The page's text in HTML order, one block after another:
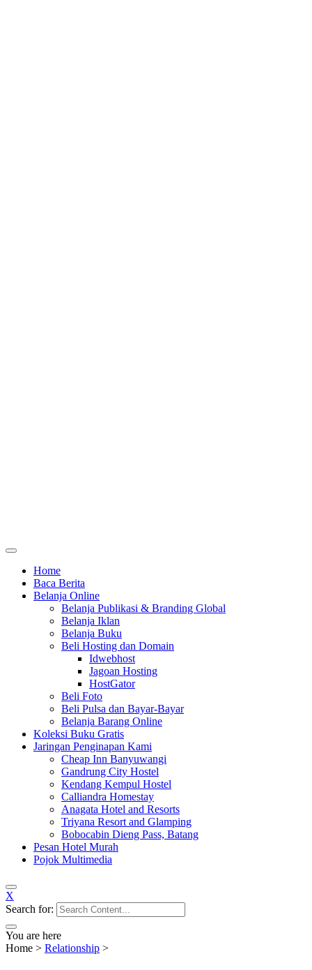
Home
Baca Berita
Belanja Online
Belanja Publikasi & Branding Global
Belanja Iklan
Belanja Buku
Beli Hosting dan Domain
Idwebhost
Jagoan Hosting
HostGator
Beli Foto
Beli Pulsa dan Bayar-Bayar
Belanja Barang Online
Koleksi Buku Gratis
Jaringan Penginapan Kami
Cheap Inn Banyuwangi
Gandrung City Hostel
Kendang Kempul Hostel
Calliandra Homestay
Anagata Hotel and Resorts
Triyana Resort and Glamping
Bobocabin Dieng Pass, Batang
Pesan Hotel Murah
Pojok Multimedia
X
Search for:
You are here
Home > Relationship >